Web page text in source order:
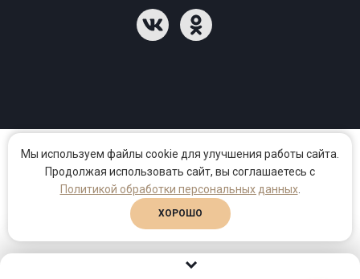
Мы используем файлы cookie для улучшения работы сайта.
Продолжая использовать сайт, вы соглашаетесь с
Политикой обработки персональных данных.
ХОРОШО